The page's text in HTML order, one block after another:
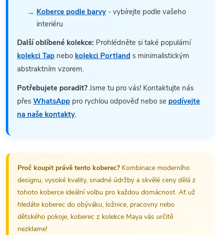
Koberce podle barvy - vybírejte podle vašeho
interiéru
Další oblíbené kolekce: Prohlédněte si také populární
kolekci Tap nebo kolekci Portland s minimalistickým
abstraktním vzorem.
Potřebujete poradit? Jsme tu pro vás! Kontaktujte nás
přes WhatsApp pro rychlou odpověď nebo se podívejte
na naše kontakty.
Proč koupit právě tento koberec?Kombinace moderního
designu, vysoké kvality, snadné údržby a skvělé ceny dělá z
tohoto koberce ideální volbu pro každou domácnost. Ať už
hledáte koberec do obýváku, ložnice, pracovny nebo
dětského pokoje, koberec z kolekce Maya vás určitě
nezklame!